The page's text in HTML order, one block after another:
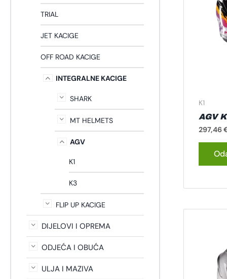
TRIAL
JET KACIGE
OFF ROAD KACIGE
INTEGRALNE KACIGE
SHARK
MT HELMETS
AGV
K1
K3
FLIP UP KACIGE
DIJELOVI I OPREMA
ODJEĆA I OBUĆA
ULJA I MAZIVA
K1
AGV
297,46